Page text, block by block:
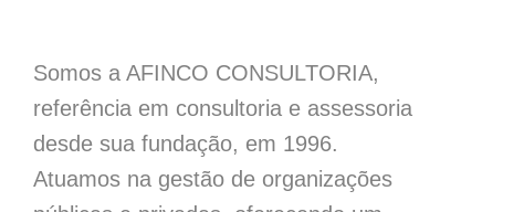
Somos a AFINCO CONSULTORIA,
referência em consultoria e assessoria
desde sua fundação, em 1996.
Atuamos na gestão de organizações